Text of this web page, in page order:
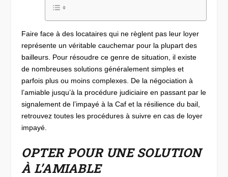
Faire face à des locataires qui ne règlent pas leur loyer
représente un véritable cauchemar pour la plupart des
bailleurs. Pour résoudre ce genre de situation, il existe
de nombreuses solutions généralement simples et
parfois plus ou moins complexes. De la négociation à
l’amiable jusqu’à la procédure judiciaire en passant par le
signalement de l’impayé à la Caf et la résilience du bail,
retrouvez toutes les procédures à suivre en cas de loyer
impayé.
OPTER POUR UNE SOLUTION
À L’AMIABLE